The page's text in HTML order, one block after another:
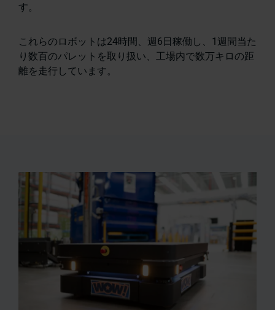
す。
これらのロボットは24時間、週6日稼働し、1週間当た
り数百のパレットを取り扱い、工場内で数万キロの距
離を走行しています。